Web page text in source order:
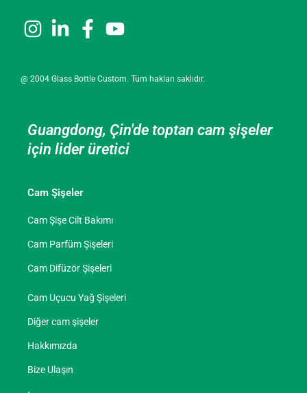
@ 2004 Glass Bottle Custom. Tüm hakları saklıdır.
Guangdong, Çin'de toptan cam şişeler
için lider üretici
Cam Şişeler
Cam Şişe Cilt Bakımı
Cam Parfüm Şişeleri
Cam Difüzör Şişeleri
Cam Uçucu Yağ Şişeleri
Diğer cam şişeler
Hakkımızda
Bize Ulaşın